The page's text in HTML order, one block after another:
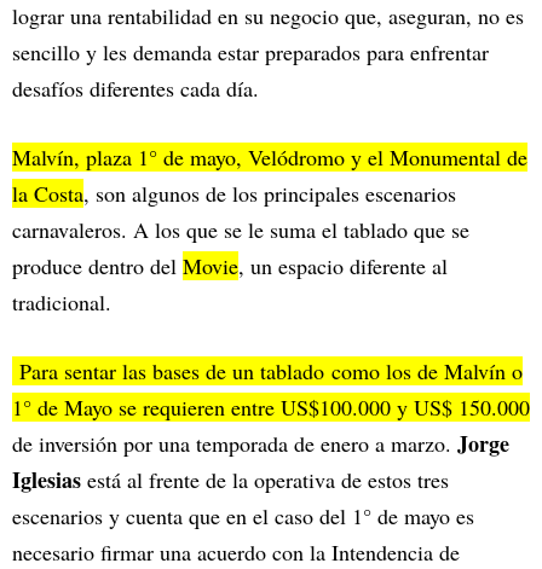
lograr una rentabilidad en su negocio que, aseguran, no es
sencillo y les demanda estar preparados para enfrentar
desafíos diferentes cada día.
Malvín, plaza 1° de mayo, Velódromo y el Monumental de
la Costa, son algunos de los principales escenarios
carnavaleros. A los que se le suma el tablado que se
produce dentro del Movie, un espacio diferente al
tradicional.
Para sentar las bases de un tablado como los de Malvín o
1° de Mayo se requieren entre US$100.000 y US$ 150.000
de inversión por una temporada de enero a marzo. Jorge
Iglesias está al frente de la operativa de estos tres
escenarios y cuenta que en el caso del 1° de mayo es
necesario firmar una acuerdo con la Intendencia de